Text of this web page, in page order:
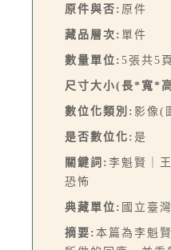
原件與否: 原件
藏品層次: 單件
數量單位: 5張共5頁
尺寸大小(長*寬*
數位化類別: 影像(
是否數位化: 是
關鍵詞: 李魁賢｜
恐怖
典藏單位: 國立臺
摘要: 本篇為李魁